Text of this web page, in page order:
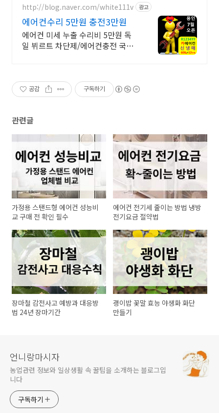
http://blog.naver.com/white111v 광고
에어컨수리 5만원 충전3만원
에어컨 미세 누출 수리비 5만원 독
일 뷔르트 차단제/에어컨충전 국산2
공감 구독하기
관련글
가정용 스탠드형 에어컨 성능비
교 구매 전 확인 필수
에어컨 전기세 줄이는 방법 냉방
전기요금 절약법
장마철 감전사고 예방과 대응방
법 24년 장마기간
괭이밥 꽃말 효능 야생화 화단
만들기
언니랑마시자
농업관련 정보와 일상생활 속 꿀팁을 소개하는 블로그입
니다
구독하기